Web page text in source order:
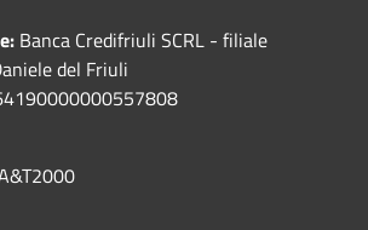
Banca Credifriuli SCRL - filiale
del Friuli